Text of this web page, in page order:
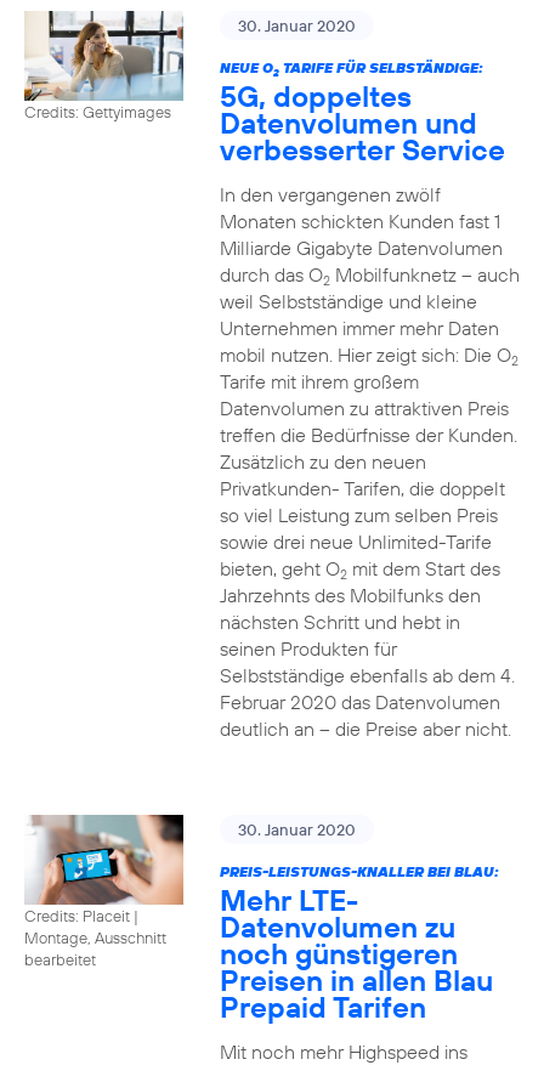
Credits: Gettyimages
30. Januar 2020
NEUE O2TARIFE FÜR SELBSTÄNDIGE:
5G, doppeltes
Datenvolumen und
verbesserter Service
In den vergangenen zwölf
Monaten schickten Kunden fast 1
Milliarde Gigabyte Datenvolumen
durch das O2Mobilfunknetz – auch
weil Selbstständige und kleine
Unternehmen immer mehr Daten
mobil nutzen. Hier zeigt sich: Die O2
Tarife mit ihrem großem
Datenvolumen zu attraktiven Preis
treffen die Bedürfnisse der Kunden.
Zusätzlich zu den neuen
Privatkunden- Tarifen, die doppelt
so viel Leistung zum selben Preis
sowie drei neue Unlimited-Tarife
bieten, geht O2mit dem Start des
Jahrzehnts des Mobilfunks den
nächsten Schritt und hebt in
seinen Produkten für
Selbstständige ebenfalls ab dem 4.
Februar 2020 das Datenvolumen
deutlich an – die Preise aber nicht.
Credits: Placeit |
Montage, Ausschnitt
bearbeitet
30. Januar 2020
PREIS-LEISTUNGS-KNALLER BEI BLAU:
Mehr LTE-
Datenvolumen zu
noch günstigeren
Preisen in allen Blau
Prepaid Tarifen
Mit noch mehr Highspeed ins